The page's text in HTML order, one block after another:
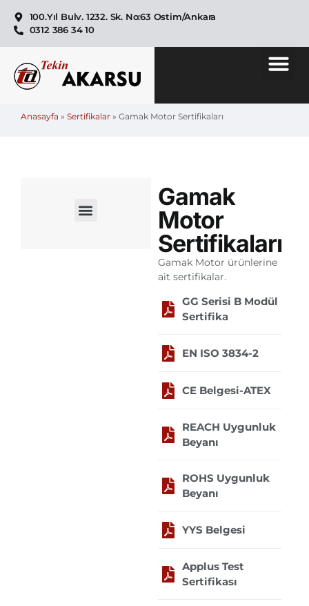
100.Yıl Bulv. 1232. Sk. No:63 Ostim/Ankara
0312 386 34 10
Anasayfa » Sertifikalar » Gamak Motor Sertifikaları
Gamak
Motor
Sertifikaları
Gamak Motor ürünlerine
ait sertifikalar.
GG Serisi B Modül
Sertifika
EN ISO 3834-2
CE Belgesi-ATEX
REACH Uygunluk
Beyanı
ROHS Uygunluk
Beyanı
YYS Belgesi
Applus Test
Sertifikası